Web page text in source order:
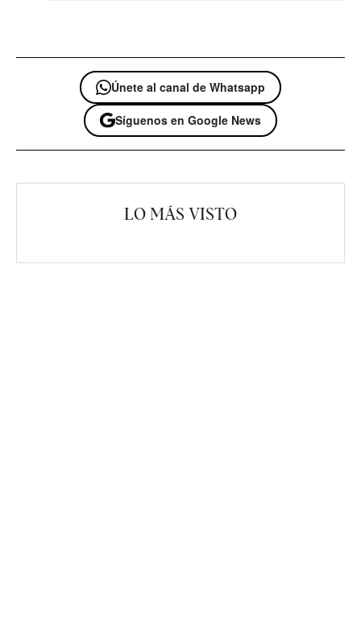
Únete al canal de Whatsapp
Síguenos en Google News
LO MÁS VISTO